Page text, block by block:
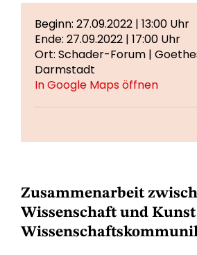
Beginn: 27.09.2022 | 13:00 Uhr
Ende: 27.09.2022 | 17:00 Uhr
Ort: Schader-Forum |
Darmstadt
In Google Maps öffnen
Zusammenarbeit
Wissenschaft und